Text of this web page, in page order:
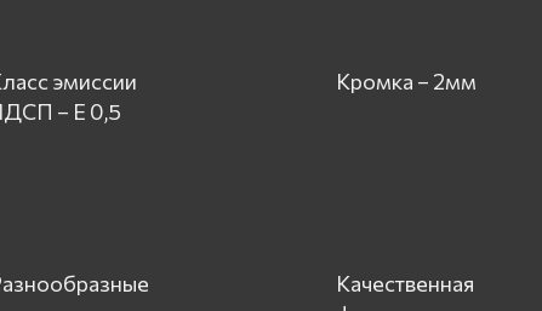
эмиссии
– Е 0,5
Кромка – 2мм
Качественная